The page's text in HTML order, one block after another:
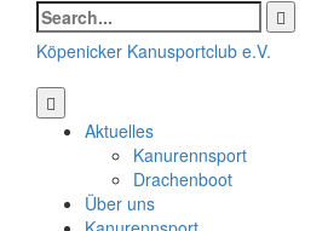
Search
for:
Köpenicker Kanusportclub e.V.
Aktuelles
Kanurennsport
Drachenboot
Über uns